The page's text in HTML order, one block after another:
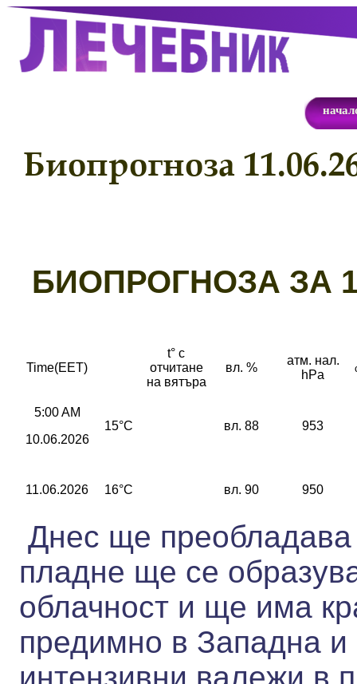
Биопрогноза
БИОПРОГНОЗА ЗА
Time(EET)
t° с
отчитане
на вятъра
вл. %
атм. нал.
hPa
5:00 AM
10.06.2026
15°C вл. 88 953
11.06.2026 16°C вл. 90 950
Днес ще
пладне ще се
облачност и ще има
предимно в Западна